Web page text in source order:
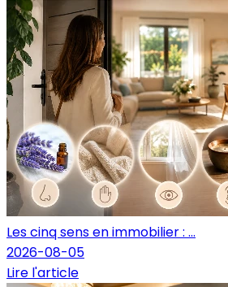
Les cinq sens en immobilier : ...
2026-08-05
Lire l'article